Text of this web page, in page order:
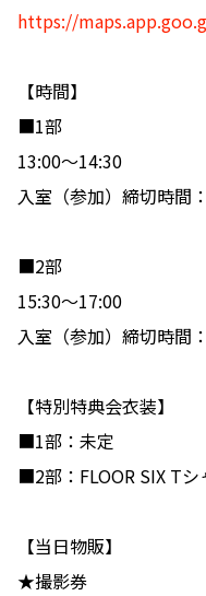
https://
【時間】
■1部
13:00〜14:30
入室（参加）締切時間
■2部
15:30〜17:00
入室（参加）締切時間
【特別特典会衣装】
■1部：未定
■2部：FLOOR SIX Tシ
【当日物販】
★撮影券